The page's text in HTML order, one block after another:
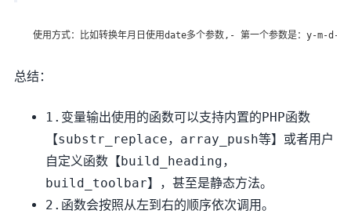
使用方式：比如转换年月日使用date多个参数,- 第一个参数是：y-
总结：
1.变量输出使用的函数可以支持内置的PHP函数
【substr_replace，array_push等】或者用户
自定义函数【build_heading，
build_toolbar】，甚至是静态方法。
2.函数会按照从左到右的顺序依次调用。